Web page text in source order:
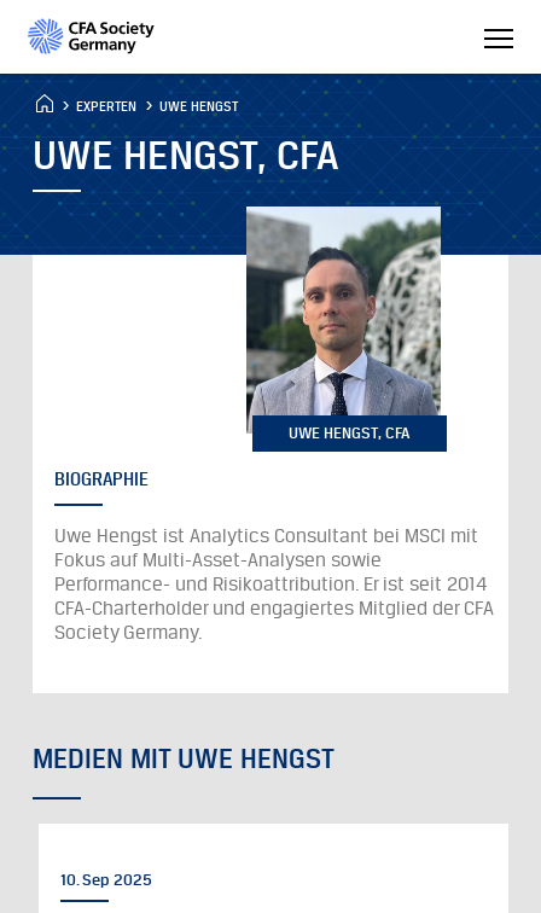
EXPERTEN UWE HENGST
UWE HENGST, CFA
BIOGRAPHIE
Uwe Hengst ist Analytics Consultant bei MSCI mit
Fokus auf Multi-Asset-Analysen sowie
Performance- und Risikoattribution. Er ist seit 2014
CFA-Charterholder und engagiertes Mitglied der CFA
Society Germany.
UWE HENGST, CFA
MEDIEN MIT UWE HENGST
10. Sep 2025